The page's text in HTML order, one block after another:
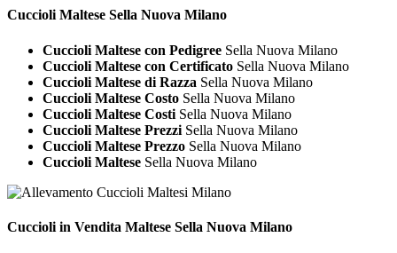
Cuccioli Maltese Sella Nuova Milano
Cuccioli Maltese con Pedigree Sella Nuova Milano
Cuccioli Maltese con Certificato Sella Nuova Milano
Cuccioli Maltese di Razza Sella Nuova Milano
Cuccioli Maltese Costo Sella Nuova Milano
Cuccioli Maltese Costi Sella Nuova Milano
Cuccioli Maltese Prezzi Sella Nuova Milano
Cuccioli Maltese Prezzo Sella Nuova Milano
Cuccioli Maltese Sella Nuova Milano
Cuccioli in Vendita Maltese Sella Nuova Milano